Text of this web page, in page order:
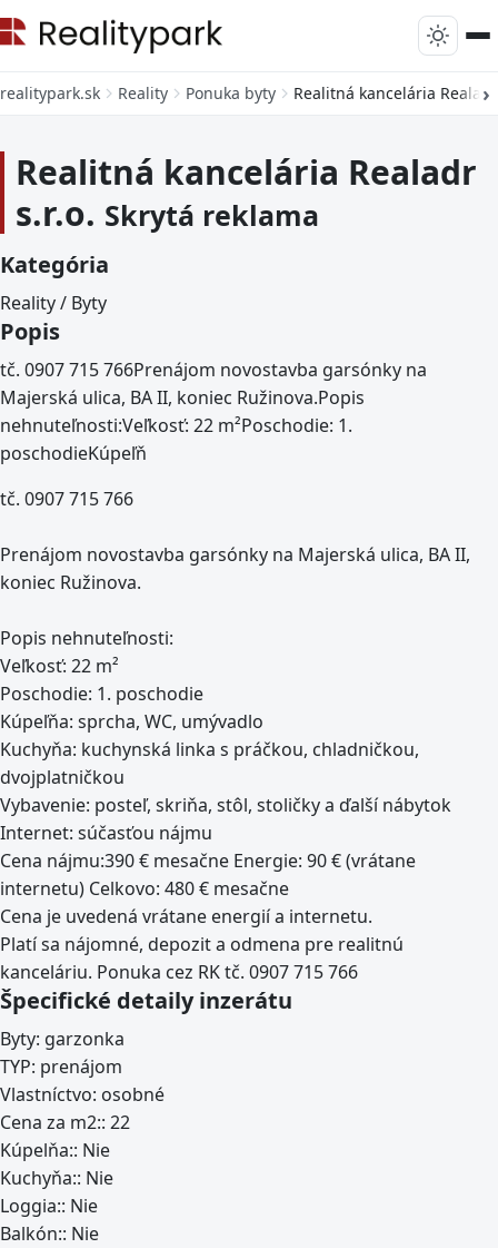
realitypark.sk Reality Ponuka byty Realitná kancelária
Realitná kancelária Realadr
s.r.o. Skrytá reklama
Kategória
Reality / Byty
Popis
tč. 0907 715 766Prenájom novostavba garsónky na
Majerská ulica, BA II, koniec Ružinova.Popis
nehnuteľnosti:Veľkosť: 22 m²Poschodie: 1.
poschodieKúpeľň
tč. 0907 715 766
Prenájom novostavba garsónky na Majerská ulica, BA II,
koniec Ružinova.
Popis nehnuteľnosti:
Veľkosť: 22 m²
Poschodie: 1. poschodie
Kúpeľňa: sprcha, WC, umývadlo
Kuchyňa: kuchynská linka s práčkou, chladničkou,
dvojplatničkou
Vybavenie: posteľ, skriňa, stôl, stoličky a ďalší nábytok
Internet: súčasťou nájmu
Cena nájmu:390 € mesačne Energie: 90 € (vrátane
internetu) Celkovo: 480 € mesačne
Cena je uvedená vrátane energií a internetu.
Platí sa nájomné, depozit a odmena pre realitnú
kanceláriu. Ponuka cez RK tč. 0907 715 766
Špecifické detaily inzerátu
Byty: garzonka
TYP: prenájom
Vlastníctvo: osobné
Cena za m2:: 22
Kúpelňa:: Nie
Kuchyňa:: Nie
Loggia:: Nie
Balkón:: Nie